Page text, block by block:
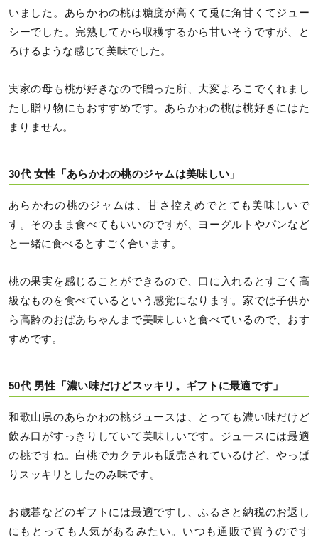
いました。あらかわの桃は糖度が高くて兎に角甘くてジュー
シーでした。完熟してから収穫するから甘いそうですが、と
ろけるような感じて美味でした。
実家の母も桃が好きなので贈った所、大変よろこでくれまし
たし贈り物にもおすすめです。あらかわの桃は桃好きにはた
まりません。
30代 女性「あらかわの桃のジャムは美味しい」
あらかわの桃のジャムは、甘さ控えめでとても美味しいで
す。そのまま食べてもいいのですが、ヨーグルトやパンなど
と一緒に食べるとすごく合います。
桃の果実を感じることができるので、口に入れるとすごく高
級なものを食べているという感覚になります。家では子供か
ら高齢のおばあちゃんまで美味しいと食べているので、おす
すめです。
50代 男性「濃い味だけどスッキリ。ギフトに最適です」
和歌山県のあらかわの桃ジュースは、とっても濃い味だけど
飲み口がすっきりしていて美味しいです。ジュースには最適
の桃ですね。白桃でカクテルも販売されているけど、やっぱ
りスッキリとしたのみ味です。
お歳暮などのギフトには最適ですし、ふるさと納税のお返し
にもとっても人気があるみたい。いつも通販で買うのです